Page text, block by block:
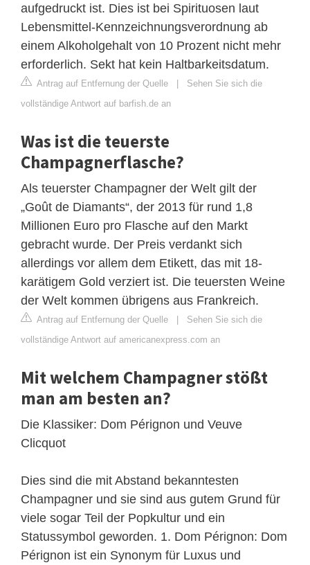
aufgedruckt ist. Dies ist bei Spirituosen laut
Lebensmittel-Kennzeichnungsverordnung ab
einem Alkoholgehalt von 10 Prozent nicht mehr
erforderlich. Sekt hat kein Haltbarkeitsdatum.
Antrag auf Entfernung der Quelle | Sehen Sie sich die
vollständige Antwort auf barfish.de an
Was ist die teuerste
Champagnerflasche?
Als teuerster Champagner der Welt gilt der
„Goût de Diamants“, der 2013 für rund 1,8
Millionen Euro pro Flasche auf den Markt
gebracht wurde. Der Preis verdankt sich
allerdings vor allem dem Etikett, das mit 18-
karätigem Gold verziert ist. Die teuersten Weine
der Welt kommen übrigens aus Frankreich.
Antrag auf Entfernung der Quelle | Sehen Sie sich die
vollständige Antwort auf americanexpress.com an
Mit welchem ​​Champagner stößt
man am besten an?
Die Klassiker: Dom Pérignon und Veuve
Clicquot
Dies sind die mit Abstand bekanntesten
Champagner und sie sind aus gutem Grund für
viele sogar Teil der Popkultur und ein
Statussymbol geworden. 1. Dom Pérignon: Dom
Pérignon ist ein Synonym für Luxus und